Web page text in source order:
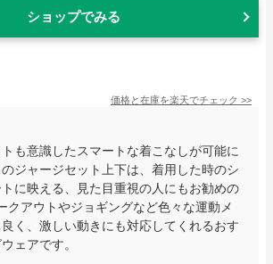
ショップでみる
価格と在庫を楽天でチェック >>
も意識したスマートな着こなしが可能に
のジャージセット上下は、着用した時のシ
に映える、見た目重視の人にもお勧めの
クアウトやジョギングなど色々な運動メ
く、激しい動きにも対応してくれるおす
ェアです。